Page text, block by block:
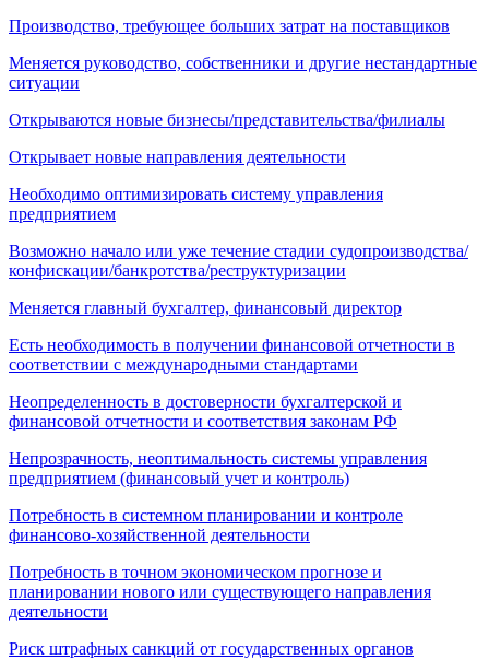
Производство, требующее больших затрат на поставщиков
Меняется руководство, собственники и другие нестандартные
ситуации
Открываются новые бизнесы/представительства/филиалы
Открывает новые направления деятельности
Необходимо оптимизировать систему управления
предприятием
Возможно начало или уже течение стадии судопроизводства/
конфискации/банкротства/реструктуризации
Меняется главный бухгалтер, финансовый директор
Есть необходимость в получении финансовой отчетности в
соответствии с международными стандартами
Неопределенность в достоверности бухгалтерской и
финансовой отчетности и соответствия законам РФ
Непрозрачность, неоптимальность системы управления
предприятием (финансовый учет и контроль)
Потребность в системном планировании и контроле
финансово-хозяйственной деятельности
Потребность в точном экономическом прогнозе и
планировании нового или существующего направления
деятельности
Риск штрафных санкций от государственных органов